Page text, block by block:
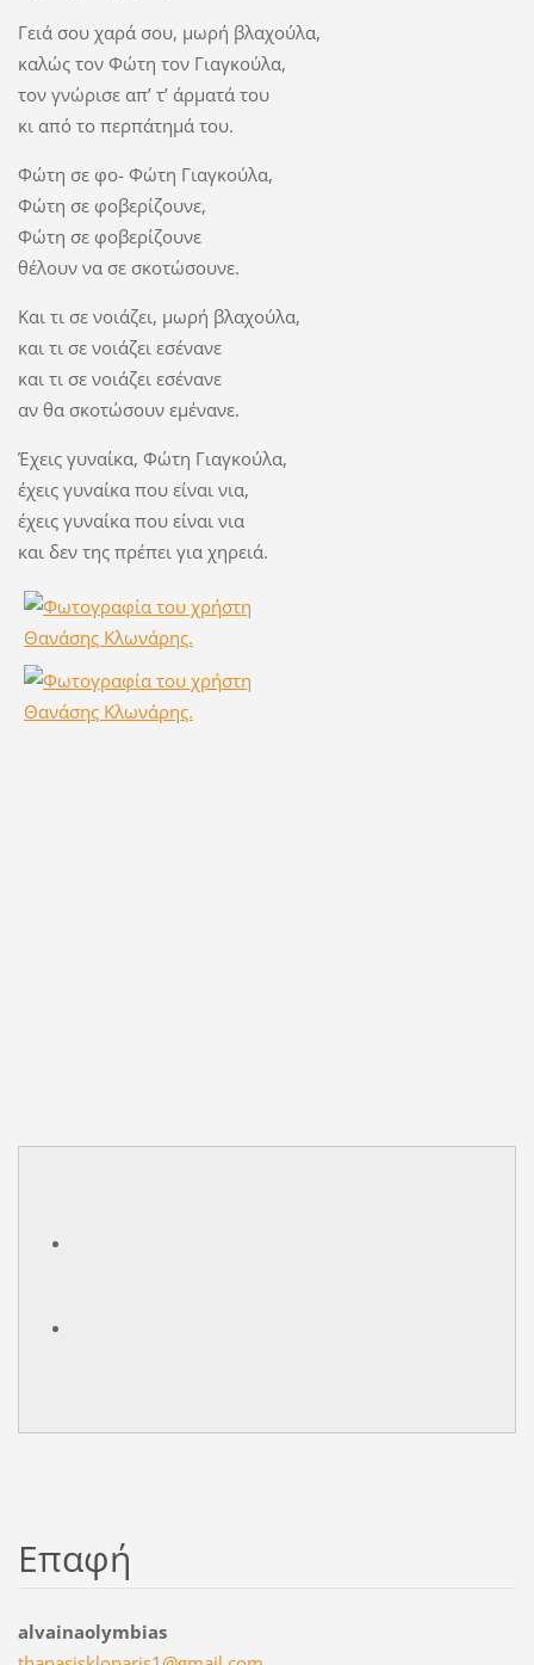
Γειά σου χαρά σου, μωρή βλαχούλα,
καλώς τον Φώτη τον Γιαγκούλα,
τον γνώρισε απ’ τ’ άρματά του
κι από το περπάτημά του.
Φώτη σε φο- Φώτη Γιαγκούλα,
Φώτη σε φοβερίζουνε,
Φώτη σε φοβερίζουνε
θέλουν να σε σκοτώσουνε.
Και τι σε νοιάζει, μωρή βλαχούλα,
και τι σε νοιάζει εσένανε
και τι σε νοιάζει εσένανε
αν θα σκοτώσουν εμένανε.
Έχεις γυναίκα, Φώτη Γιαγκούλα,
έχεις γυναίκα που είναι νια,
έχεις γυναίκα που είναι νια
και δεν της πρέπει για χηρειά.
Επαφή
alvainaolymbias